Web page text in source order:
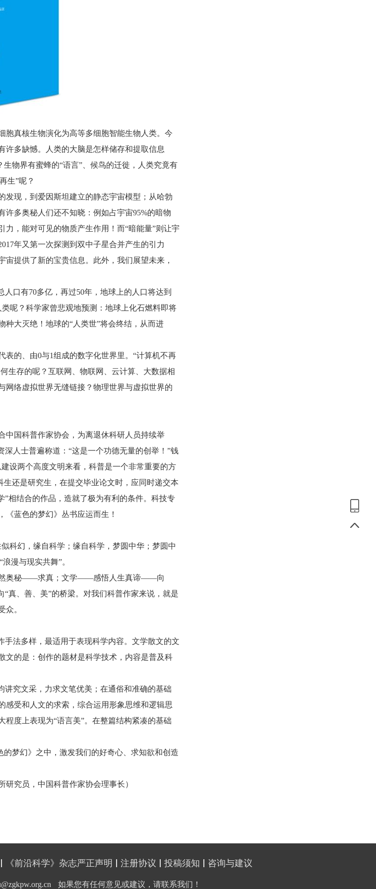
胞真核生物演化为高等多细胞智能生物人类。今
许多缺憾。人类的大脑是怎样储存和提取信息
物界有蜜蜂的“语言”、候鸟的迁徙，人类究竟有
生”呢？
发现，到爱因斯坦建立的静态宇宙模型；从哈勃
多奥秘人们还不知晓：例如占宇宙95%的暗物
，能对可见的物质产生作用！而“暗能量”则让宇
年又第一次探测到双中子星合并产生的引力
提供了新的宝贵信息。此外，我们展望未来，
口有70多亿，再过50年，地球上的人口将达到
呢？科学家曾悲观地预测：地球上化石燃料即将
大灭绝！地球的“人类世”将会终结，从而进
的、由0与1组成的数字化世界里。“计算机不再
生存的呢？互联网、物联网、云计算、大数据相
网络虚拟世界无缝链接？物理世界与虚拟世界的
中国科普作家协会，为离退休科研人员持续举
人士普遍称道：“这是一个功德无量的创举！”钱
设两个高度文明来看，科普是一个非常重要的方
还是研究生，在提交毕业论文时，应同时递交本
相结合的作品，造就了极为有利的条件。科技专
蓝色的梦幻》丛书应运而生！
科幻，缘自科学；缘自科学，梦圆中华；梦圆中
漫与现实共舞”。
然奥秘——求真；文学——感悟人生真谛——向
、善、美”的桥梁。对我们科普作家来说，就是
众。
法多样，最适用于表现科学内容。文学散文的文
文的是：创作的题材是科学技术，内容是普及科
讲究文采，力求文笔优美；在通俗和准确的基础
感受和人文的求索，综合运用形象思维和逻辑思
度上表现为“语言美”。在整篇结构紧凑的基础
的梦幻》之中，激发我们的好奇心、求知欲和创造
研究员，中国科普作家协会理事长）
《前沿科学》杂志严正声明 注册协议 投稿须知 咨询与建议
如果您有任何意见或建议，请联系我们！